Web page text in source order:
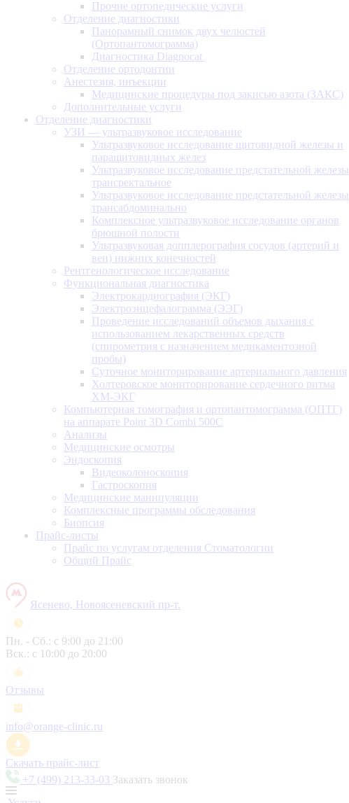
Прочие ортопедические услуги
Отделение диагностики
Панорамный снимок двух челюстей
(Ортопантомограмма)
Диагностика Diagnocat
Отделение ортодонтии
Анестезия, инъекции
Медицинские процедуры под закисью азота (ЗАКС)
Дополнительные услуги
Отделение диагностики
УЗИ — ультразвуковое исследование
Ультразвуковое исследование щитовидной железы и
паращитовидных желез
Ультразвуковое исследование предстательной железы
трансректальное
Ультразвуковое исследование предстательной железы
трансабдоминально
Комплексное ультразвуковое исследование органов
брюшной полости
Ультразвуковая допплерография сосудов (артерий и
вен) нижних конечностей
Рентгенологическое исследование
Функциональная диагностика
Электрокардиография (ЭКГ)
Электроэнцефалограмма (ЭЭГ)
Проведение исследований объемов дыхания с
использованием лекарственных средств
(спирометрия с назначением медикаментозной
пробы)
Суточное мониторирование артериального давления
Холтеровское мониторирование сердечного ритма
ХМ-ЭКГ
Компьютерная томография и ортопантомограмма (ОПТГ)
на аппарате Point 3D Combi 500C
Анализы
Медицинские осмотры
Эндоскопия
Видеоколоноскопия
Гастроскопия
Медицинские манипуляции
Комплексные программы обследования
Биопсия
Прайс-листы
Прайс по услугам отделения Стоматологии
Общий Прайс
Ясенево, Новоясеневский пр-т.
Пн. - Сб.: с 9:00 до 21:00
Вск.: с 10:00 до 20:00
Отзывы
info@orange-clinic.ru
Скачать прайс-лист
+7 (499) 213-33-03 Заказать звонок